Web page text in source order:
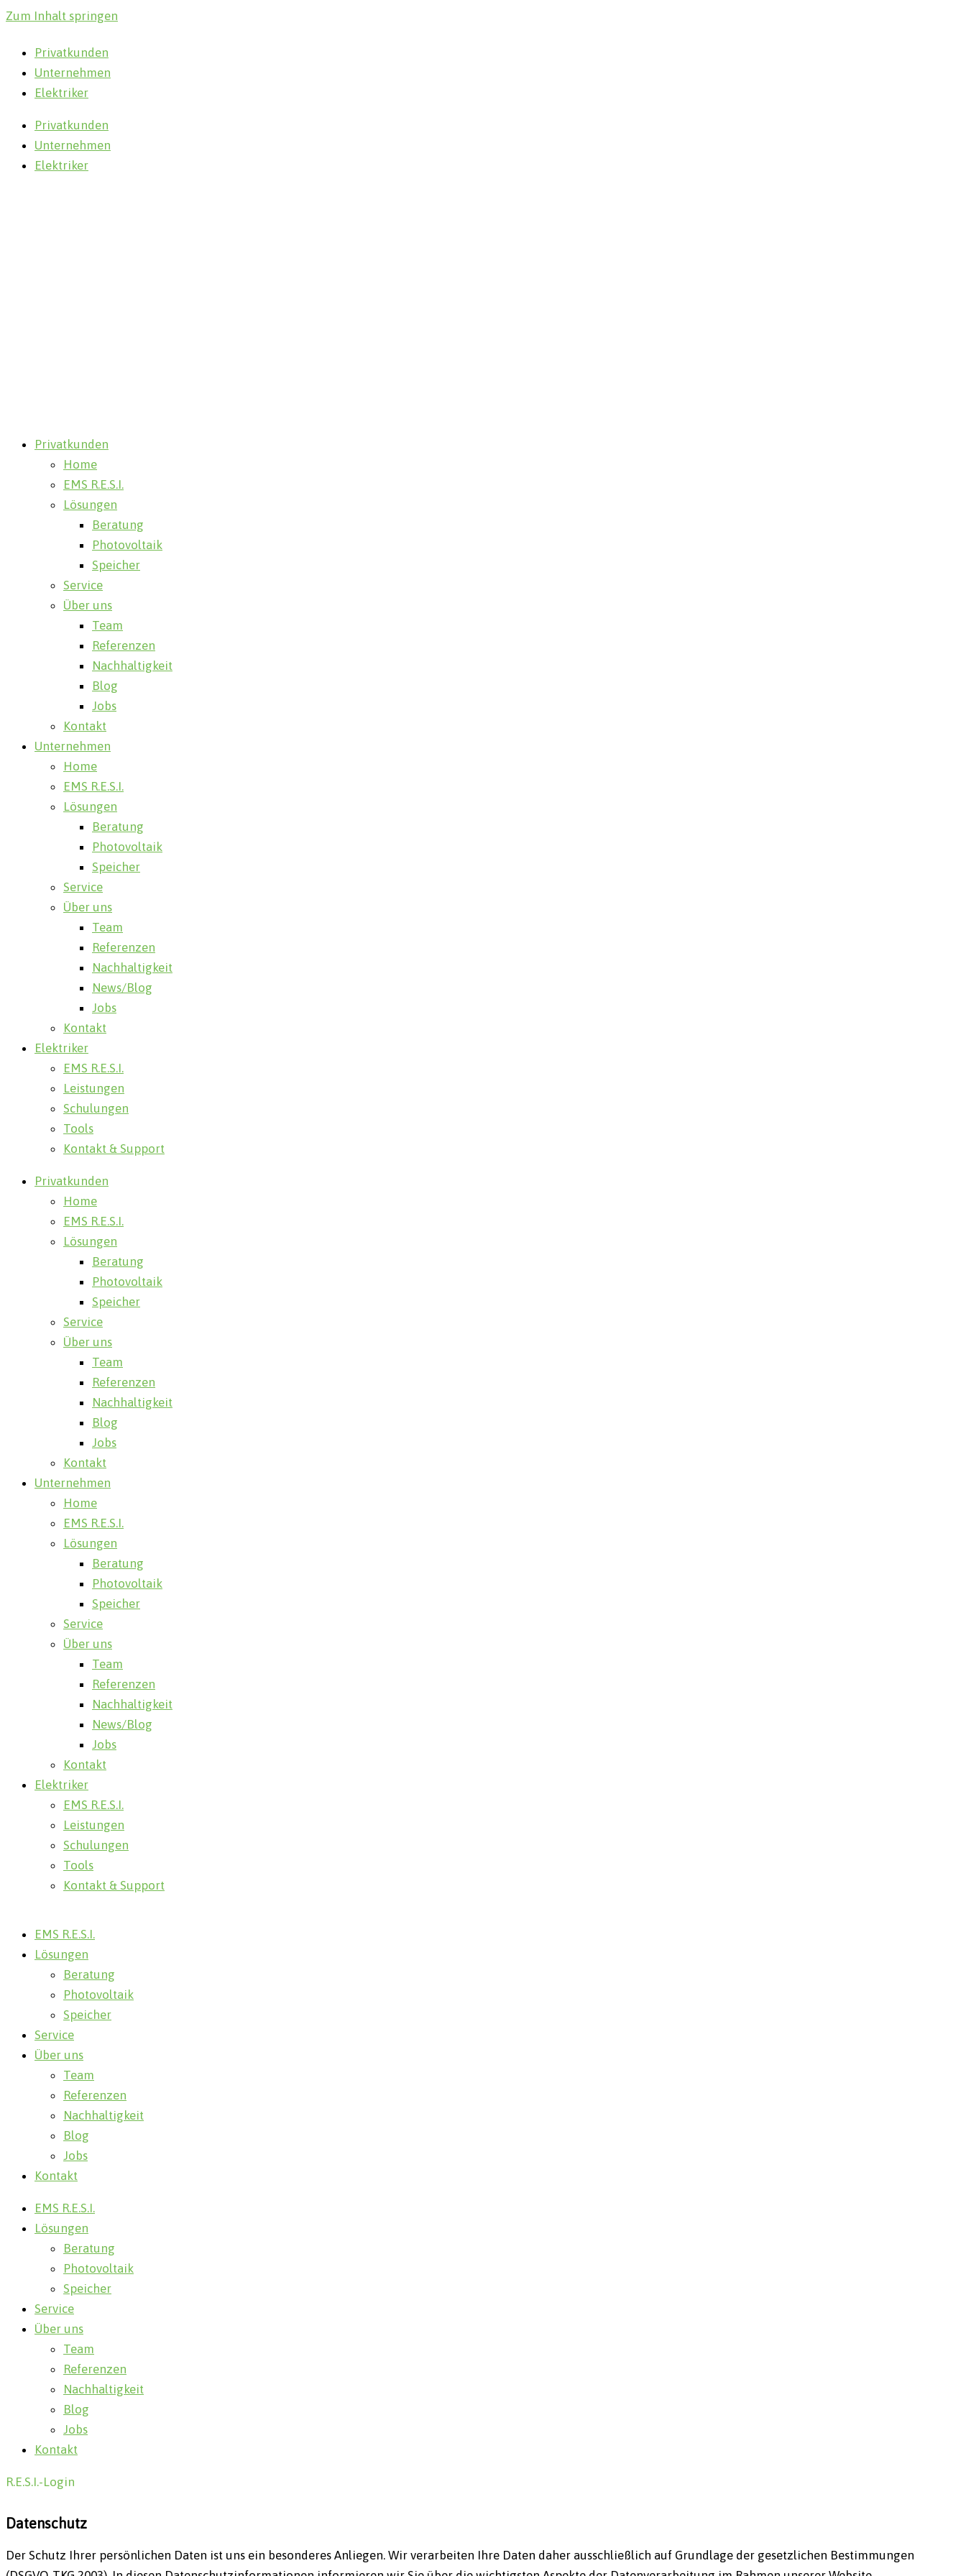
Zum Inhalt springen
Privatkunden
Unternehmen
Elektriker
Privatkunden
Unternehmen
Elektriker
Privatkunden
Home
EMS R.E.S.I.
Lösungen
Beratung
Photovoltaik
Speicher
Service
Über uns
Team
Referenzen
Nachhaltigkeit
Blog
Jobs
Kontakt
Unternehmen
Home
EMS R.E.S.I.
Lösungen
Beratung
Photovoltaik
Speicher
Service
Über uns
Team
Referenzen
Nachhaltigkeit
News/Blog
Jobs
Kontakt
Elektriker
EMS R.E.S.I.
Leistungen
Schulungen
Tools
Kontakt & Support
Privatkunden
Home
EMS R.E.S.I.
Lösungen
Beratung
Photovoltaik
Speicher
Service
Über uns
Team
Referenzen
Nachhaltigkeit
Blog
Jobs
Kontakt
Unternehmen
Home
EMS R.E.S.I.
Lösungen
Beratung
Photovoltaik
Speicher
Service
Über uns
Team
Referenzen
Nachhaltigkeit
News/Blog
Jobs
Kontakt
Elektriker
EMS R.E.S.I.
Leistungen
Schulungen
Tools
Kontakt & Support
EMS R.E.S.I.
Lösungen
Beratung
Photovoltaik
Speicher
Service
Über uns
Team
Referenzen
Nachhaltigkeit
Blog
Jobs
Kontakt
EMS R.E.S.I.
Lösungen
Beratung
Photovoltaik
Speicher
Service
Über uns
Team
Referenzen
Nachhaltigkeit
Blog
Jobs
Kontakt
R.E.S.I.-Login
Datenschutz
Der Schutz Ihrer persönlichen Daten ist uns ein besonderes Anliegen. Wir verarbeiten Ihre Daten daher ausschließlich auf Grundlage der gesetzlichen Bestimmungen